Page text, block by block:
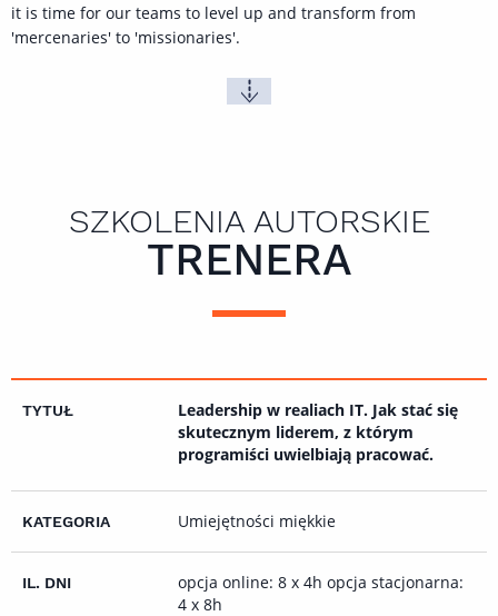
it is time for our teams to level up and transform from
'mercenaries' to 'missionaries'.
SZKOLENIA AUTORSKIE
TRENERA
Leadership w realiach IT. Jak stać się
skutecznym liderem, z którym
programiści uwielbiają pracować.
Umiejętności miękkie
opcja online: 8 x 4h opcja stacjonarna:
4 x 8h